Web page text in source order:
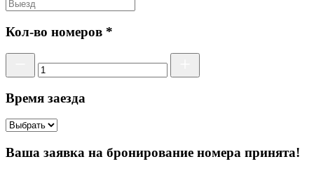
Кол-во номеров *
Время заезда
Ваша заявка на бронирование номера принята!